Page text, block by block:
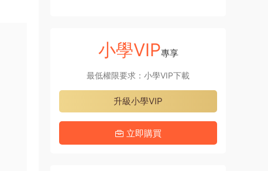
小學VIP專享
最低權限要求：小學VIP下載
升級小學VIP
立即購買